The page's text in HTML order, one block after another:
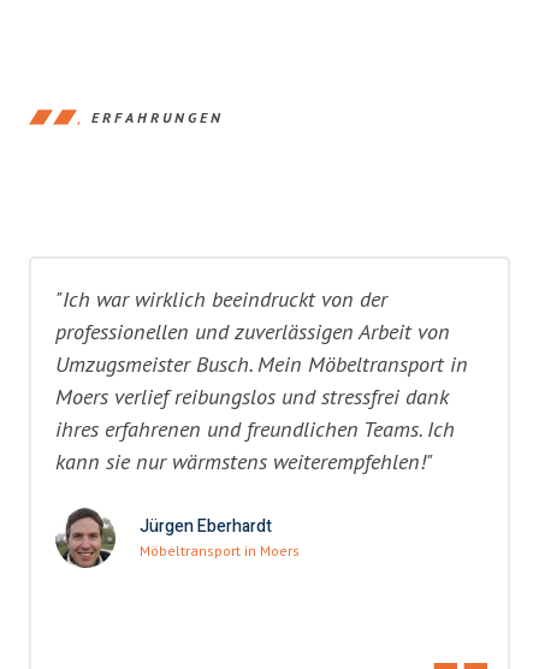
ERFAHRUNGEN
"Ich war wirklich beeindruckt von der
professionellen und zuverlässigen Arbeit von
Umzugsmeister Busch. Mein Möbeltransport in
Moers verlief reibungslos und stressfrei dank
ihres erfahrenen und freundlichen Teams. Ich
kann sie nur wärmstens weiterempfehlen!"
Jürgen Eberhardt
Möbeltransport in Moers